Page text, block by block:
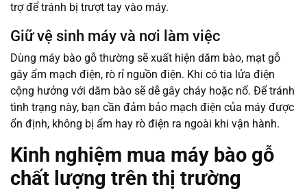
trợ để tránh bị trượt tay vào máy.
Giữ vệ sinh máy và nơi làm việc
Dùng máy bào gỗ thường sẽ xuất hiện dăm bào, mạt gỗ
gây ẩm mạch điện, rò rỉ nguồn điện. Khi có tia lửa điện
cộng hưởng với dăm bào sẽ dễ gây cháy hoặc nổ. Để tránh
tình trạng này, bạn cần đảm bảo mạch điện của máy được
ổn định, không bị ẩm hay rò điện ra ngoài khi vận hành.
Kinh nghiệm mua máy bào gỗ
chất lượng trên thị trường